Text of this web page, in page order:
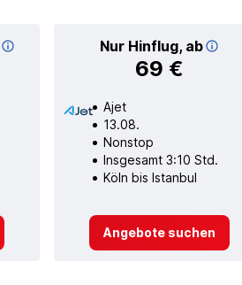
Nur Hinflug, ab
69 €
Ajet
13.08.
Nonstop
Insgesamt 3:10 Std.
Köln bis Istanbul
Angebote suchen